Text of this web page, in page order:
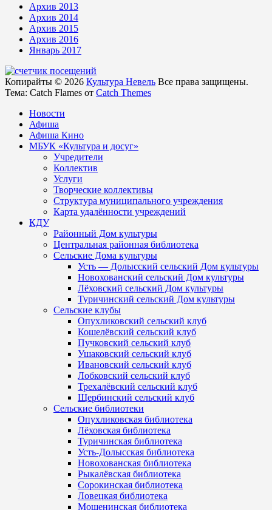
Архив 2013
Архив 2014
Архив 2015
Архив 2016
Январь 2017
Копирайты © 2026 Культура Невель Все права защищены.
Тема: Catch Flames от Catch Themes
Новости
Афиша
Афиша Кино
МБУК «Культура и досуг»
Учредители
Коллектив
Услуги
Творческие коллективы
Структура муниципального учреждения
Карта удалённости учреждений
КДУ
Районный Дом культуры
Центральная районная библиотека
Сельские Дома культуры
Усть — Долысский сельский Дом культуры
Новохованский сельский Дом культуры
Лёховский сельский Дом культуры
Туричинский сельский Дом культуры
Сельские клубы
Опухликовский сельский клуб
Кошелёвский сельский клуб
Пучковский сельский клуб
Ушаковский сельский клуб
Ивановский сельский клуб
Лобковский сельский клуб
Трехалёвский сельский клуб
Щербинский сельский клуб
Сельские библиотеки
Опухликовская библиотека
Лёховская библиотека
Туричинская библиотека
Усть-Долысская библиотека
Новохованская библиотека
Рыкалёвская библиотека
Сорокинская библиотека
Ловецкая библиотека
Мошенинская библиотека